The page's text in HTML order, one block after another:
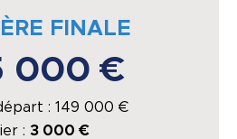
FINALE
000 €
: 149 000 €
: 3 000 €